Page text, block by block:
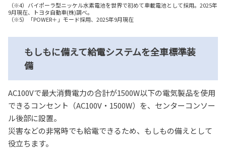
（※4）バイポーラ型ニッケル水素電池を世界で初めて車載電池として採用。2025年
9月現在、トヨタ自動車(株)調べ。
（※5）「POWER＋」モード採用、2025年9月現在
もしもに備えて給電システムを全車標準装
備
AC100Vで最大消費電力の合計が1500W以下の電気製品を使用
できるコンセント（AC100V・1500W）を、センターコンソー
ル後部に設置。
災害などの非常時でも給電できるため、もしもの備えとして
役立ちます。